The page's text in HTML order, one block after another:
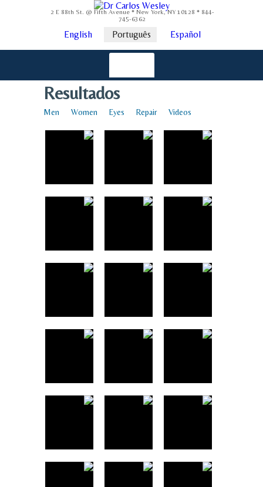
2 E 88th St. @ Fifth Avenue * New York, NY 10128 * 844-
745-6362
English Português Español
Resultados
Men Women Eyes Repair Videos